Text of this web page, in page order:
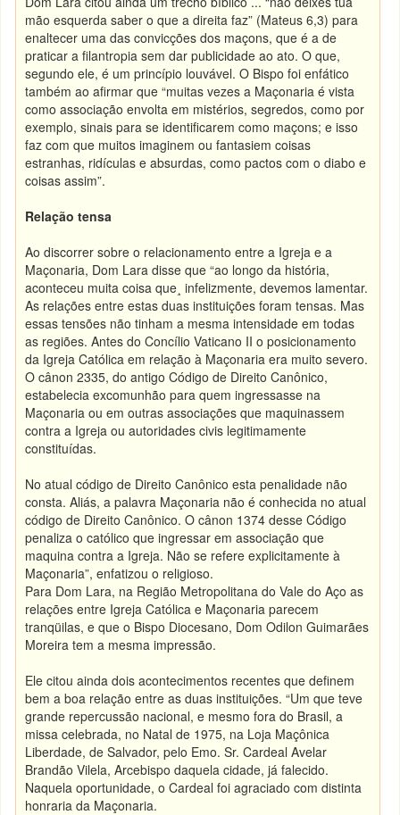
mão esquerda saber o que a direita faz” (Mateus 6,3) para
enaltecer uma das convicções dos maçons, que é a de
praticar a filantropia sem dar publicidade ao ato. O que,
segundo ele, é um princípio louvável. O Bispo foi enfático
também ao afirmar que “muitas vezes a Maçonaria é vista
como associação envolta em mistérios, segredos, como por
exemplo, sinais para se identificarem como maçons; e isso
faz com que muitos imaginem ou fantasiem coisas
estranhas, ridículas e absurdas, como pactos com o diabo e
coisas assim”.
Relação tensa
Ao discorrer sobre o relacionamento entre a Igreja e a
Maçonaria, Dom Lara disse que “ao longo da história,
aconteceu muita coisa que¸ infelizmente, devemos lamentar.
As relações entre estas duas instituições foram tensas. Mas
essas tensões não tinham a mesma intensidade em todas
as regiões. Antes do Concílio Vaticano II o posicionamento
da Igreja Católica em relação à Maçonaria era muito severo.
O cânon 2335, do antigo Código de Direito Canônico,
estabelecia excomunhão para quem ingressasse na
Maçonaria ou em outras associações que maquinassem
contra a Igreja ou autoridades civis legitimamente
constituídas.
No atual código de Direito Canônico esta penalidade não
consta. Aliás, a palavra Maçonaria não é conhecida no atual
código de Direito Canônico. O cânon 1374 desse Código
penaliza o católico que ingressar em associação que
maquina contra a Igreja. Não se refere explicitamente à
Maçonaria”, enfatizou o religioso.
Para Dom Lara, na Região Metropolitana do Vale do Aço as
relações entre Igreja Católica e Maçonaria parecem
tranqüilas, e que o Bispo Diocesano, Dom Odilon Guimarães
Moreira tem a mesma impressão.
Ele citou ainda dois acontecimentos recentes que definem
bem a boa relação entre as duas instituições. “Um que teve
grande repercussão nacional, e mesmo fora do Brasil, a
missa celebrada, no Natal de 1975, na Loja Maçônica
Liberdade, de Salvador, pelo Emo. Sr. Cardeal Avelar
Brandão Vilela, Arcebispo daquela cidade, já falecido.
Naquela oportunidade, o Cardeal foi agraciado com distinta
honraria da Maçonaria.